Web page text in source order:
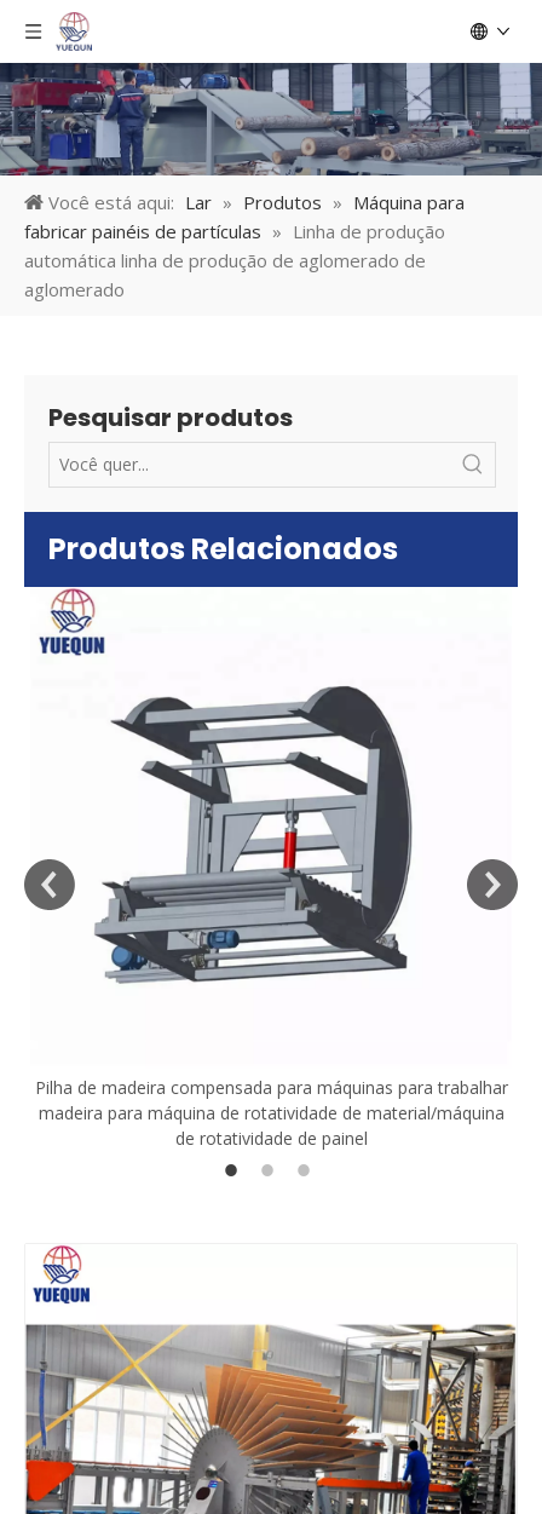
Você está aqui: Lar » Produtos » Máquina para
fabricar painéis de partículas » Linha de produção
automática linha de produção de aglomerado de
aglomerado
Pesquisar produtos
Produtos Relacionados
Pilha de madeira compensada para máquinas para trabalhar
madeira para máquina de rotatividade de material/máquina
de rotatividade de painel